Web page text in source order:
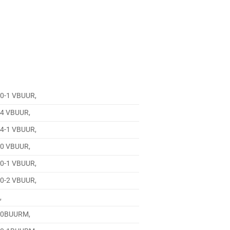
1 VBUUR,
VBUUR,
1 VBUUR,
VBUUR,
1 VBUUR,
2 VBUUR,